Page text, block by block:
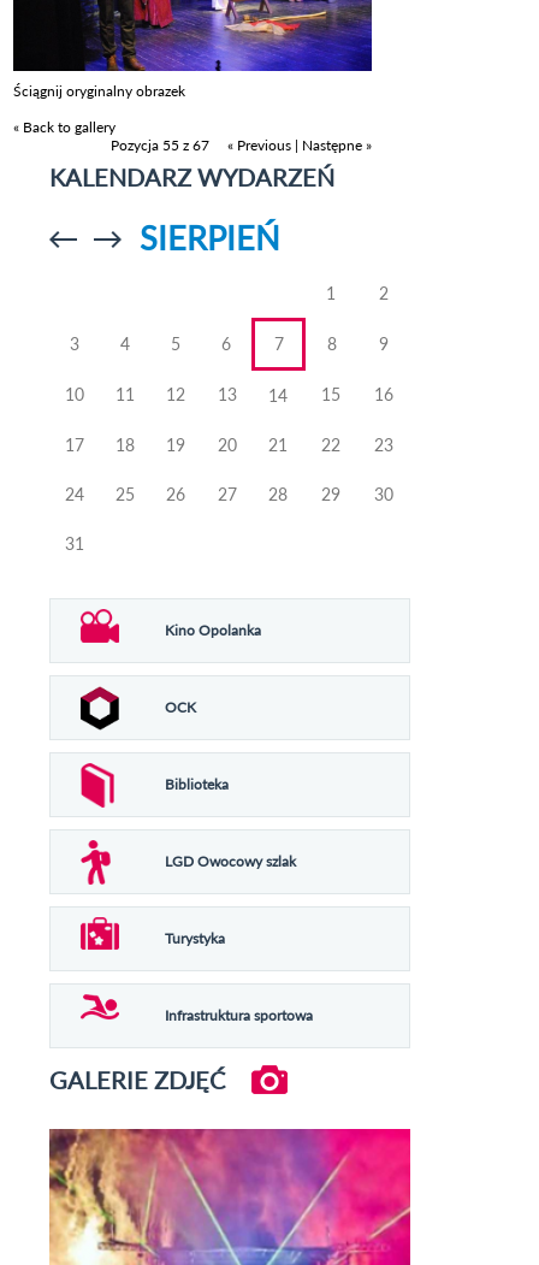
Ściągnij oryginalny obrazek
« Back to gallery
Pozycja 55 z 67
« Previous | Następne »
KALENDARZ WYDARZEŃ
Przejdź doPrzejdź do
SIERPIEŃ
1 2
3 4 5 6 7 8 9
10 11 12 13 14 15 16
17 18 19 20 21 22 23
24 25 26 27 28 29 30
31
Kino Opolanka
OCK
Biblioteka
LGD Owocowy szlak
Turystyka
Infrastruktura sportowa
GALERIE ZDJĘĆ